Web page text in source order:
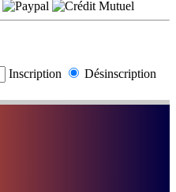
Inscription Désinscription